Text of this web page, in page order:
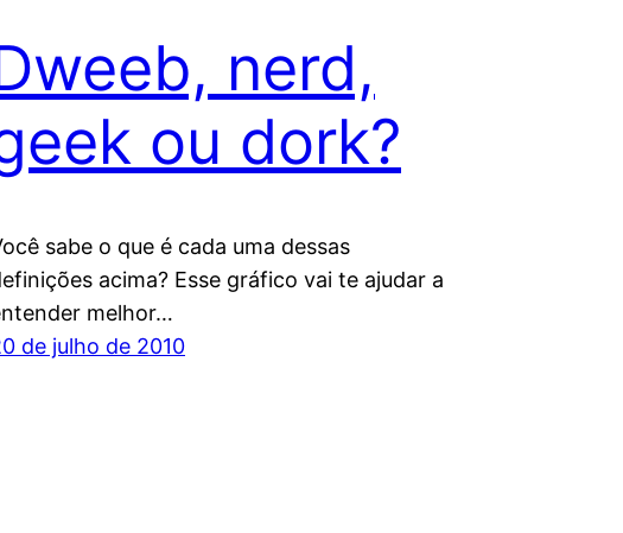
nerd,
ou dork?
sabe o que é cada uma dessas
acima? Esse gráfico vai te ajudar a
melhor…
de julho de 2010